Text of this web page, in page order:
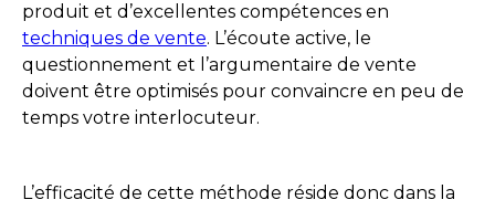
produit et d’excellentes compétences en
techniques de vente. L’écoute active, le
questionnement et l’argumentaire de vente
doivent être optimisés pour convaincre en peu de
temps votre interlocuteur.
L’efficacité de cette méthode réside donc dans la